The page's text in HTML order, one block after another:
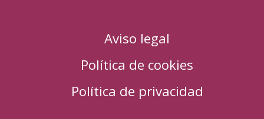
Aviso legal
Política de cookies
Política de privacidad